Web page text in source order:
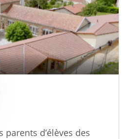
parents d’élèves des